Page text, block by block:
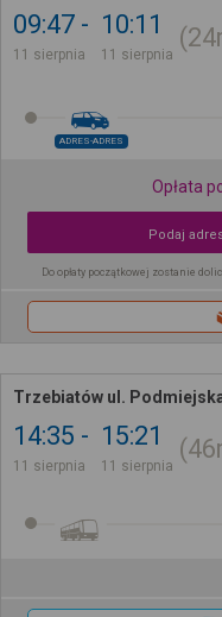
09:47
11 sierpnia
10:11
11 sierpnia
ADRES-ADRES
Opłata
Podaj
Do opłaty początkowej zostanie
Trzebiatów ul.
14:35
11 sierpnia
15:21
11 sierpnia